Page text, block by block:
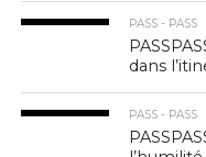
PASS - PASS
dans
PASS - PASS